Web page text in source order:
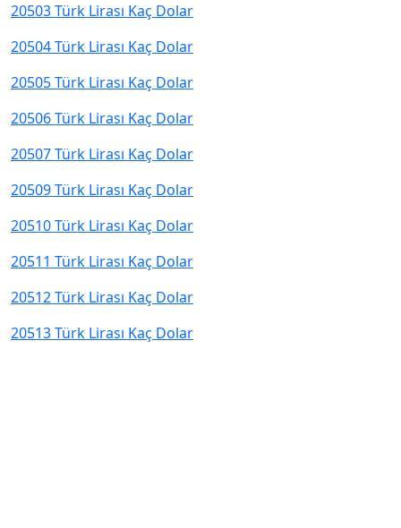
20503 Türk Lirası Kaç Dolar
20504 Türk Lirası Kaç Dolar
20505 Türk Lirası Kaç Dolar
20506 Türk Lirası Kaç Dolar
20507 Türk Lirası Kaç Dolar
20509 Türk Lirası Kaç Dolar
20510 Türk Lirası Kaç Dolar
20511 Türk Lirası Kaç Dolar
20512 Türk Lirası Kaç Dolar
20513 Türk Lirası Kaç Dolar